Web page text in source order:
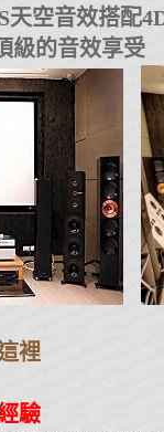
天空音效搭配
級的音效享受
裡
驗